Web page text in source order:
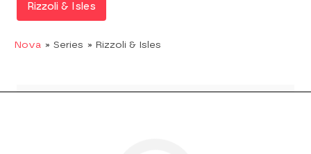
Rizzoli & Isles
Nova » Series » Rizzoli & Isles